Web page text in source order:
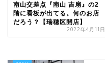
南山交差点『南山 吉扇』の2
階に看板が出てる。何のお店
だろう？【瑞穂区開店】
2022年4月11日